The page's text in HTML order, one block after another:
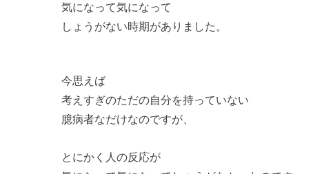
気になって気になって
しょうがない時期がありました。
今思えば
考えすぎのただの自分を持っていない
臆病者なだけなのですが、
とにかく人の反応が